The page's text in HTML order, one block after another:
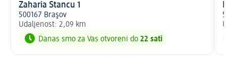
Zaharia Stancu 1
500167 Braşov
Udaljenost: 2,09 km
Danas smo za Vas otvoreni do 22 sati